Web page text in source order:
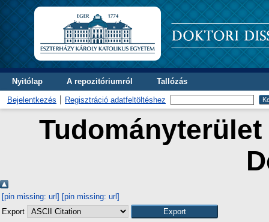
Nyitólap A repozitóriumról Tallózás
Bejelentkezés Regisztráció adatfeltöltéshez
[pin missing: url] [pin missing: url]
Export